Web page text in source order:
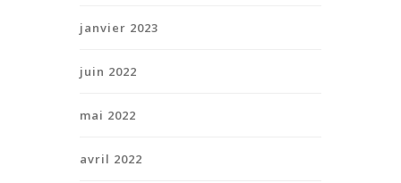
janvier 2023
juin 2022
mai 2022
avril 2022